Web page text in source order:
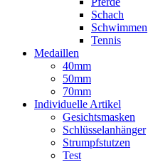
Schach
Schwimmen
Tennis
Medaillen
40mm
50mm
70mm
Individuelle Artikel
Gesichtsmasken
Schlüsselanhänger
Strumpfstutzen
Test